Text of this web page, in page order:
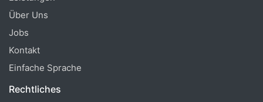
Über Uns
Jobs
Kontakt
Einfache Sprache
Rechtliches